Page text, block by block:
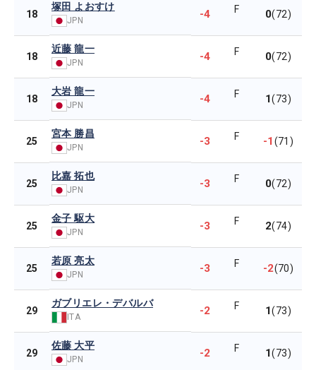
18
塚田 よおすけ
JPN -4 F 0(72)
18
近藤 龍一
JPN -4 F 0(72)
18
大岩 龍一
JPN -4 F 1(73)
25
宮本 勝昌
JPN -3 F -1(71)
25
比嘉 拓也
JPN -3 F 0(72)
25
金子 駆大
JPN -3 F 2(74)
25
若原 亮太
JPN -3 F -2(70)
29
ガブリエレ・デバルバ
ITA -2 F 1(73)
29
佐藤 大平
JPN -2 F 1(73)